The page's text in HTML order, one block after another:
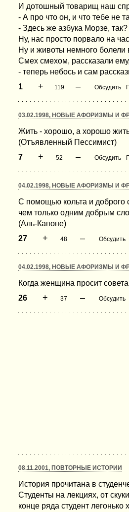
И дотошный товарищ наш
- А про что он, и что тебе не
- Здесь же азбука Морзе,
Ну, нас просто порвало на
Ну и животы немного болели
Смех смехом, рассказали
- теперь небось и сам
1
+ 119 – Обсудить
03.02.1998, НОВЫЕ АФОРИЗМЫ И
Жить - хорошо, а хорошо
(Отъявленный Пессимист)
7
+ 52 – Обсудить
04.02.1998, НОВЫЕ АФОРИЗМЫ И
С помощью кольта и доброго
чем только одним добрым
(Аль-Капоне)
27
+ 48 – Обсудить
04.02.1998, НОВЫЕ АФОРИЗМЫ И
Когда женщина просит
26
+ 37 – Обсудить
08.11.2001, ПОВТОРНЫЕ ИСТОРИИ
История прочитана в
Студенты на лекциях, от
конце ряда студент